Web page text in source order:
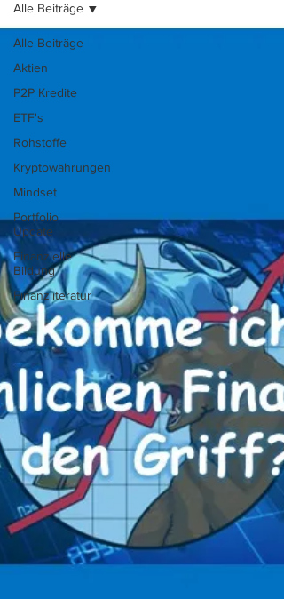
Alle Beiträge
Aktien
P2P Kredite
ETF's
Rohstoffe
Kryptowährungen
Mindset
Portfolio
Update
Finanzielle
Bildung
Finanzliteratur
Alle Beiträge